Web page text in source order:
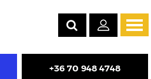
+36 70 948 4748